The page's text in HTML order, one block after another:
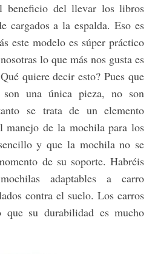
beneficio del llevar los libros
cargados a la espalda. Eso es
este modelo es súper práctico
lo que más nos gusta es
quiere decir esto? Pues que
una única pieza, no son
se trata de un elemento
manejo de la mochila para los
y que la mochila no se
de su soporte. Habréis
adaptables a carro
contra el suelo. Los carros
su durabilidad es mucho